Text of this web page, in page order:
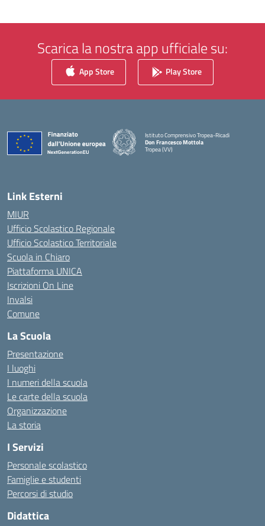
Scarica la nostra app ufficiale su:
App Store Play Store
Istituto Comprensivo Tropea-Ricadi
Don Francesco Mottola
Tropea (VV)
— Visita la pagina iniziale della scuola
Link Esterni
MIUR
Ufficio Scolastico Regionale
Ufficio Scolastico Territoriale
Scuola in Chiaro
Piattaforma UNICA
Iscrizioni On Line
Invalsi
Comune
La Scuola
Presentazione
I luoghi
I numeri della scuola
Le carte della scuola
Organizzazione
La storia
I Servizi
Personale scolastico
Famiglie e studenti
Percorsi di studio
Didattica